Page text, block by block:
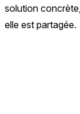
solution
elle est partagée.